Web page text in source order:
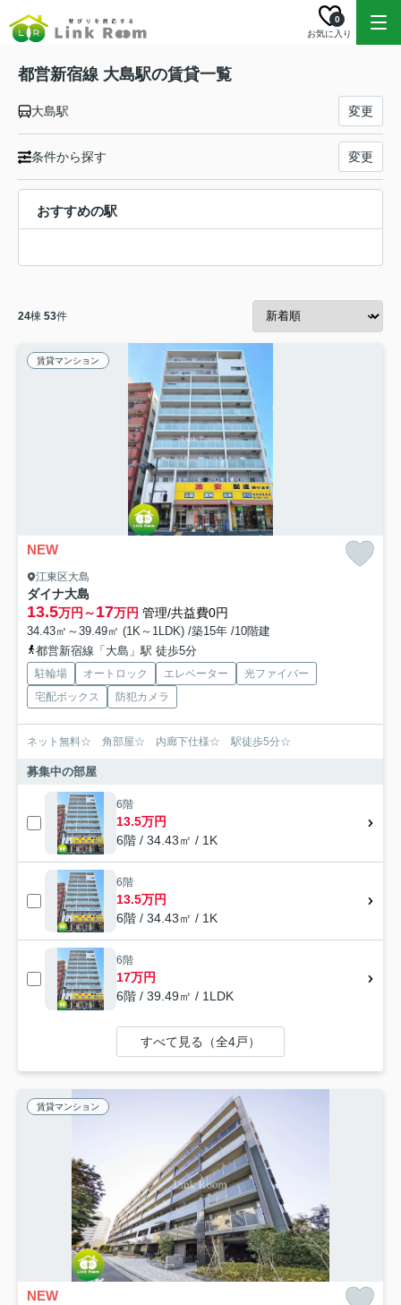
お気に入り
0
都営新宿線 大島駅の賃貸一覧
大島駅 変更
条件から探す 変更
おすすめの駅
24棟 53件
賃貸マンション
NEW
江東区大島
ダイナ大島
13.5万円～17万円 管理/共益費0円
34.43㎡～39.49㎡ (1K～1LDK) /築15年 /10階建
都営新宿線「大島」駅 徒歩5分
駐輪場 オートロック エレベーター
光ファイバー
宅配ボックス
防犯カメラ
ネット無料☆ 角部屋☆ 内廊下仕様☆ 駅徒歩5分☆
募集中の部屋
6階
13.5万円
6階 / 34.43㎡ / 1K
6階
13.5万円
6階 / 34.43㎡ / 1K
6階
17万円
6階 / 39.49㎡ / 1LDK
すべて見る（全4戸）
賃貸マンション
NEW